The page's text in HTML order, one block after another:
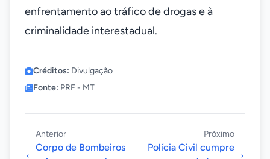
enfrentamento ao tráfico de drogas e à
criminalidade interestadual.
Créditos: Divulgação
Fonte: PRF - MT
Anterior
Corpo de Bombeiros
Próximo
Polícia Civil cumpre